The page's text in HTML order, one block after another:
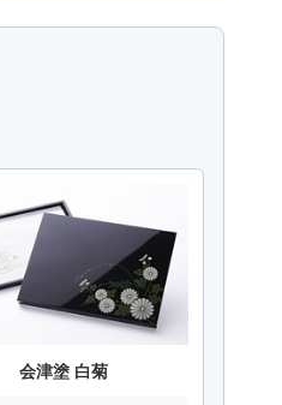
会津塗 白菊